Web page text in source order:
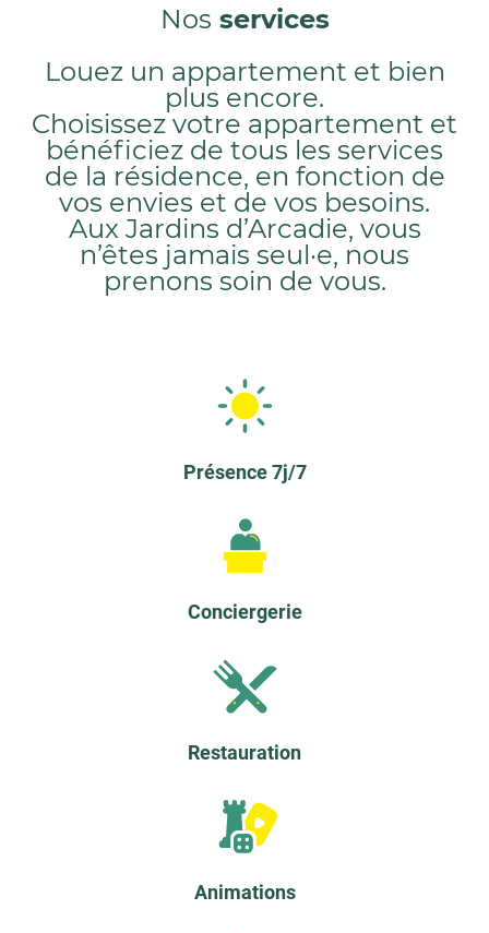
29 - BREST LAMBÉZELLEC
30 - LE GRAU-DU-ROI
30 - NÎMES
31 - PLAISANCE-DU-TOUCH
32 - AUCH
33 - BORDEAUX
33 - LA TESTE-DE-BUCH
35 - RENNES ADORATION
35 - RENNES SAINTE-THÉRÈSE
36 - CHÂTEAUROUX
42 - SAINT-ÉTIENNE
44 - NANTES LA GAUDINIÈRE
Nos services
Louez un appartement et bien
plus encore.
Choisissez votre appartement et
bénéficiez de tous les services
de la résidence, en fonction de
vos envies et de vos besoins.
Aux Jardins d’Arcadie, vous
n’êtes jamais seul·e, nous
prenons soin de vous.
Présence 7j/7
Conciergerie
Restauration
Animations